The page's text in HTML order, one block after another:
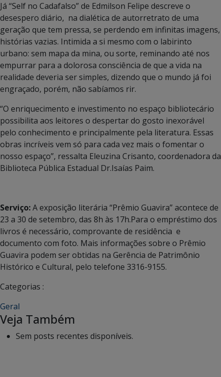
Já “Self no Cadafalso” de Edmilson Felipe descreve o
desespero diário, na dialética de autorretrato de uma
geração que tem pressa, se perdendo em infinitas imagens,
histórias vazias. Intimida a si mesmo com o labirinto
urbano: sem mapa da mina, ou sorte, reminando até nos
empurrar para a dolorosa consciência de que a vida na
realidade deveria ser simples, dizendo que o mundo já foi
engraçado, porém, não sabíamos rir.
“O enriquecimento e investimento no espaço bibliotecário
possibilita aos leitores o despertar do gosto inexorável
pelo conhecimento e principalmente pela literatura. Essas
obras incríveis vem só para cada vez mais o fomentar o
nosso espaço”, ressalta Eleuzina Crisanto, coordenadora da
Biblioteca Pública Estadual Dr.Isaías Paim.
Serviço:A exposição literária “Prêmio Guavira” acontece de
23 a 30 de setembro, das 8h às 17h.Para o empréstimo dos
livros é necessário, comprovante de residência e
documento com foto. Mais informações sobre o Prêmio
Guavira podem ser obtidas na Gerência de Patrimônio
Histórico e Cultural, pelo telefone 3316-9155.
Categorias :
Geral
Veja Também
Sem posts recentes disponíveis.